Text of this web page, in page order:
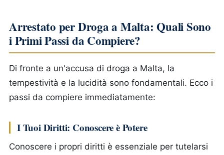
Arrestato per Droga a Malta: Quali Sono
i Primi Passi da Compiere?
Di fronte a un'accusa di droga a Malta, la
tempestività e la lucidità sono fondamentali. Ecco i
passi da compiere immediatamente:
I Tuoi Diritti: Conoscere è Potere
Conoscere i propri diritti è essenziale per tutelarsi